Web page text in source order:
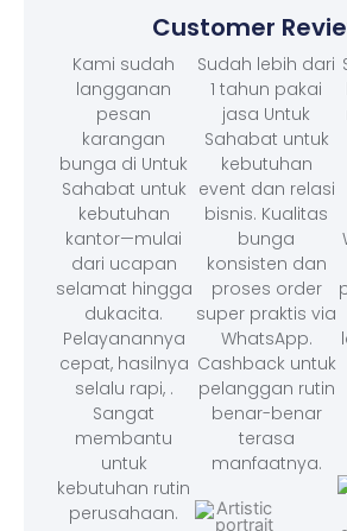
Customer
Kami sudah
langganan
pesan
karangan
bunga di Untuk
Sahabat untuk
kebutuhan
kantor—mulai
dari ucapan
selamat hingga
dukacita.
Pelayanannya
cepat, hasilnya
selalu rapi, .
Sangat
membantu
untuk
kebutuhan rutin
perusahaan.
Sudah lebih dari
1 tahun pakai
jasa Untuk
Sahabat untuk
kebutuhan
event dan relasi
bisnis. Kualitas
bunga
konsisten dan
proses order
super praktis via
WhatsApp.
Cashback untuk
pelanggan rutin
benar-benar
terasa
manfaatnya.